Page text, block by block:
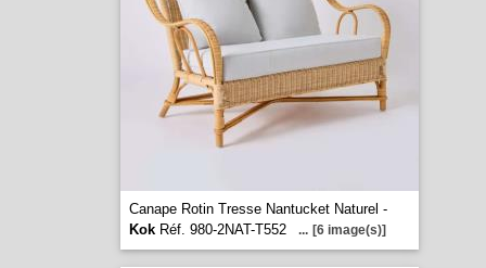
Canape Rotin Tresse Nantucket Naturel -
KokRéf. 980-2NAT-T552 ... [6 image(s)]